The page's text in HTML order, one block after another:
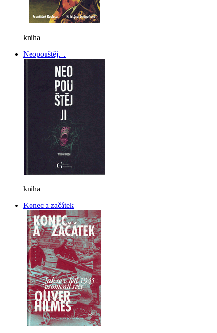
kniha
Neopouštěj…
kniha
Konec a začátek